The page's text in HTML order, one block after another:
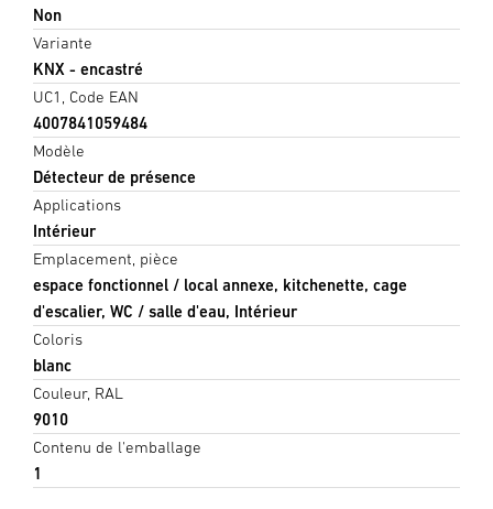
Non
Variante
KNX - encastré
UC1, Code EAN
4007841059484
Modèle
Détecteur de présence
Applications
Intérieur
Emplacement, pièce
espace fonctionnel / local annexe, kitchenette, cage
d'escalier, WC / salle d'eau, Intérieur
Coloris
blanc
Couleur, RAL
9010
Contenu de l'emballage
1